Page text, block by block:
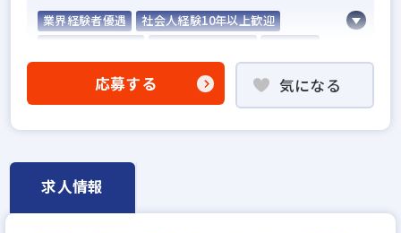
業界経験者優遇
社会人経験10年以上歓迎
上場企業のグループ会社
宅建取引士歓迎
資格支援制度あり
研修制度あり
応募する 気になる
求人情報